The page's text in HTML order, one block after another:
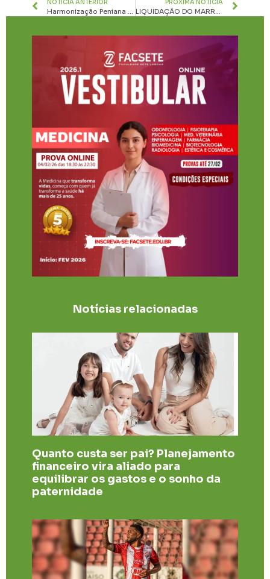
NOTÍCIA ANTERIOR
Harmonização Peniana (Bioplastia Peniana)
PRÓXIMA NOTÍCIA
LIQUIDAÇÃO DO MARROM GLACÊ
Notícias relacionadas
Quanto custa ser pai? Planejamento
financeiro vira aliado para
equilibrar os gastos e o sonho da
paternidade